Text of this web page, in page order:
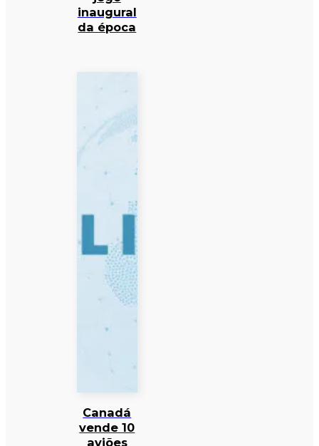
inaugural
da época
Canadá
vende 10
aviões